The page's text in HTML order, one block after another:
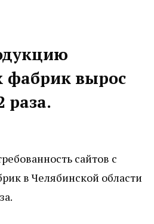
фабрик вырос
раза.
сайтов с
в Челябинской области